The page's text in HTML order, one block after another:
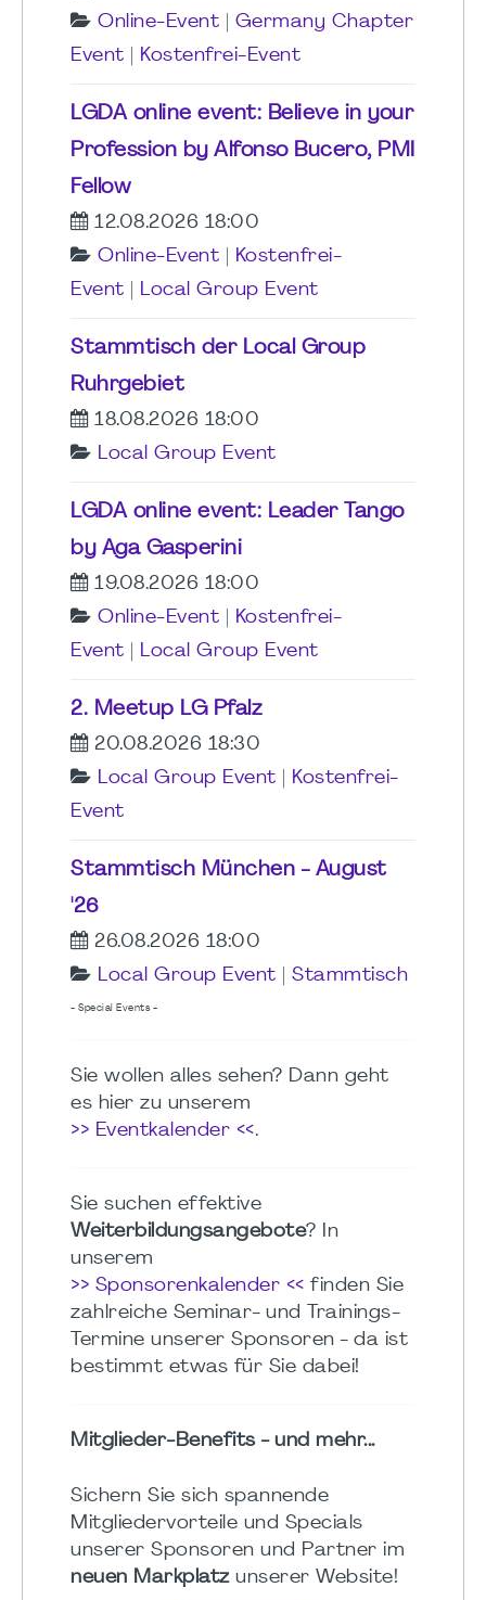
Online-Event
Germany Chapter
Event
Kostenfrei-Event
LGDA online event: Believe in your
Profession by Alfonso Bucero, PMI
Fellow
12.08.2026 18:00
Online-Event
Kostenfrei-
Event
Local Group Event
Stammtisch der Local Group
Ruhrgebiet
18.08.2026 18:00
Local Group Event
LGDA online event: Leader Tango
by Aga Gasperini
19.08.2026 18:00
Online-Event
Kostenfrei-
Event
Local Group Event
2. Meetup LG Pfalz
20.08.2026 18:30
Local Group Event
Kostenfrei-
Event
Stammtisch München - August
'26
26.08.2026 18:00
Local Group Event
Stammtisch
- Special Events -
Sie wollen alles sehen? Dann geht
es hier zu unserem
>> Eventkalender <<.
Sie suchen effektive
Weiterbildungsangebote? In
unserem
>> Sponsorenkalender << finden Sie
zahlreiche Seminar- und Trainings-
Termine unserer Sponsoren - da ist
bestimmt etwas für Sie dabei!
Mitglieder-Benefits - und mehr...
Sichern Sie sich spannende
Mitgliedervorteile und Specials
unserer Sponsoren und Partner im
neuen Markplatzunserer Website!